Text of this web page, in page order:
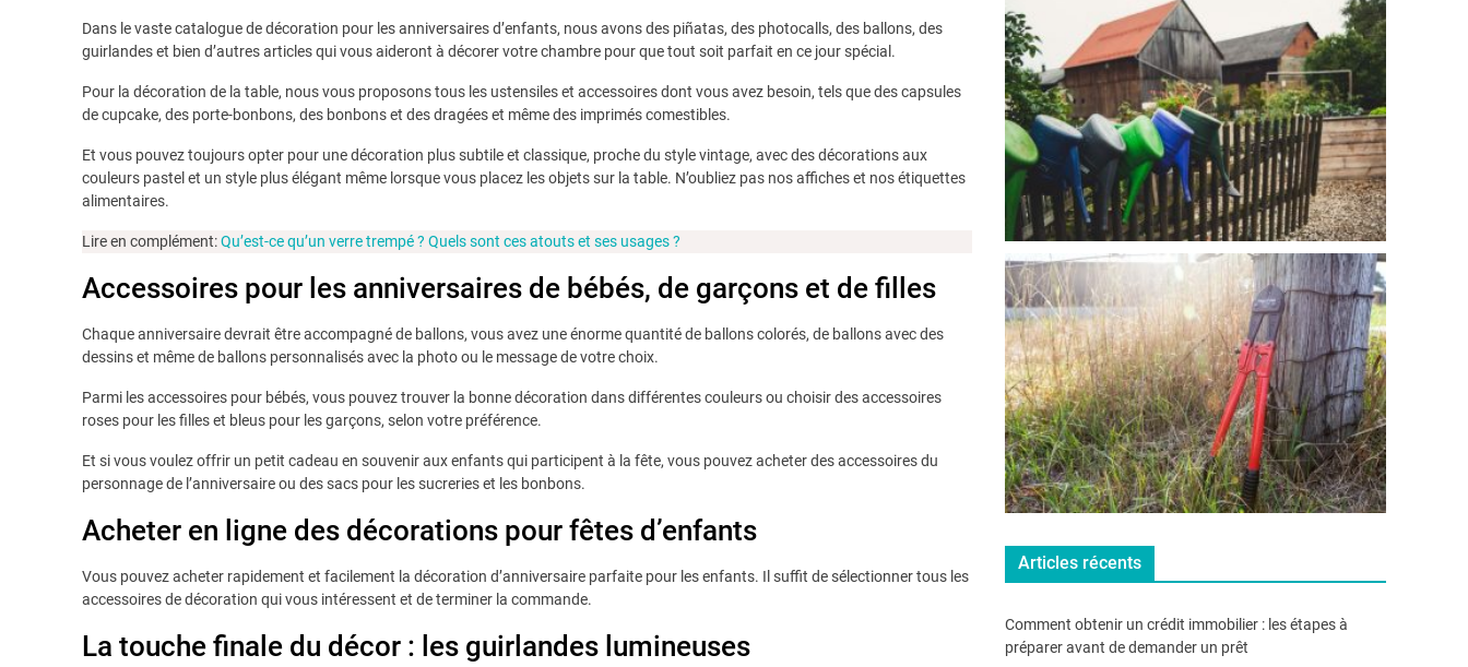
Dans le vaste catalogue de décoration pour les anniversaires d’enfants, nous avons des piñatas, des photocalls, des ballons, des
guirlandes et bien d’autres articles qui vous aideront à décorer votre chambre pour que tout soit parfait en ce jour spécial.
Pour la décoration de la table, nous vous proposons tous les ustensiles et accessoires dont vous avez besoin, tels que des capsules
de cupcake, des porte-bonbons, des bonbons et des dragées et même des imprimés comestibles.
Et vous pouvez toujours opter pour une décoration plus subtile et classique, proche du style vintage, avec des décorations aux
couleurs pastel et un style plus élégant même lorsque vous placez les objets sur la table. N’oubliez pas nos affiches et nos étiquettes
alimentaires.
Lire en complément:Qu’est-ce qu’un verre trempé ? Quels sont ces atouts et ses usages ?
Accessoires pour les anniversaires de bébés, de garçons et de filles
Chaque anniversaire devrait être accompagné de ballons, vous avez une énorme quantité de ballons colorés, de ballons avec des
dessins et même de ballons personnalisés avec la photo ou le message de votre choix.
Parmi les accessoires pour bébés, vous pouvez trouver la bonne décoration dans différentes couleurs ou choisir des accessoires
roses pour les filles et bleus pour les garçons, selon votre préférence.
Et si vous voulez offrir un petit cadeau en souvenir aux enfants qui participent à la fête, vous pouvez acheter des accessoires du
personnage de l’anniversaire ou des sacs pour les sucreries et les bonbons.
Acheter en ligne des décorations pour fêtes d’enfants
Vous pouvez acheter rapidement et facilement la décoration d’anniversaire parfaite pour les enfants. Il suffit de sélectionner tous les
accessoires de décoration qui vous intéressent et de terminer la commande.
La touche finale du décor : les guirlandes lumineuses
Articles récents
Comment obtenir un crédit immobilier : les étapes à
préparer avant de demander un prêt